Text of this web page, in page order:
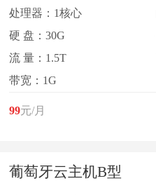
处理器：1核心
硬 盘：30G
流 量：1.5T
带宽：1G
99元/月
葡萄牙云主机B型